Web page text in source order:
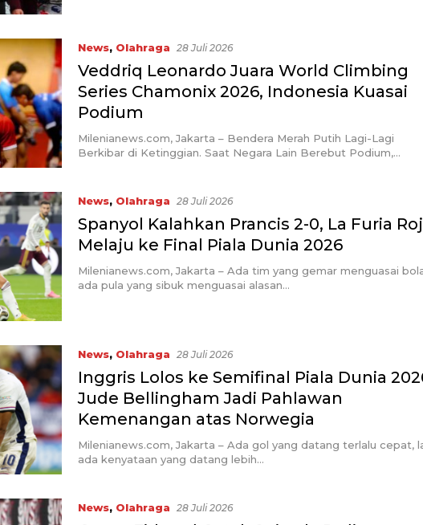
News, Olahraga 28 Juli 2026
Veddriq Leonardo Juara World Climbing
Series Chamonix 2026, Indonesia Kuasai
Podium
Milenianews.com, Jakarta – Bendera Merah Putih Lagi-Lagi
Berkibar di Ketinggian. Saat Negara Lain Berebut Podium,…
News, Olahraga 28 Juli 2026
Spanyol Kalahkan Prancis 2-0, La Furia
Melaju ke Final Piala Dunia 2026
Milenianews.com, Jakarta – Ada tim yang gemar menguasai
ada pula yang sibuk menguasai alasan…
News, Olahraga 28 Juli 2026
Inggris Lolos ke Semifinal Piala Dunia
Jude Bellingham Jadi Pahlawan
Kemenangan atas Norwegia
Milenianews.com, Jakarta – Ada gol yang datang terlalu cepat,
ada kenyataan yang datang lebih…
News, Olahraga 28 Juli 2026